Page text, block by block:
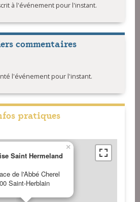
à l'événement pour l'instant.
commentaires
l'événement pour l'instant.
pratiques
Saint Hermeland
de l'Abbé Cherel
Saint-Herblain
×